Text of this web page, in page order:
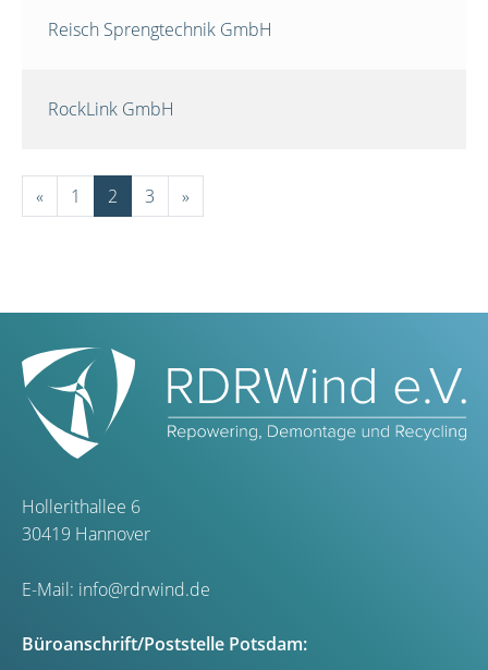
Reisch Sprengtechnik GmbH
RockLink GmbH
« 1 2 3 »
Hollerithallee 6
30419 Hannover
E-Mail: info@rdrwind.de
Büroanschrift/Poststelle Potsdam: